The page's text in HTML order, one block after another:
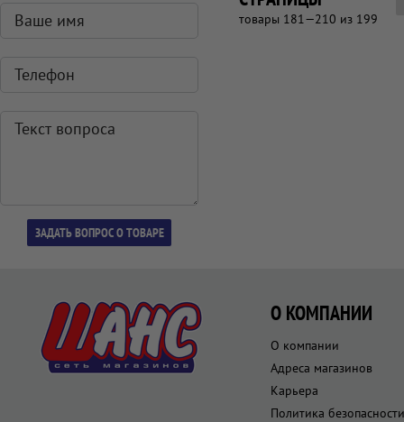
товары 181—210 из 199
О КОМПАНИИ
О компании
Адреса магазинов
Карьера
Политика безопасности